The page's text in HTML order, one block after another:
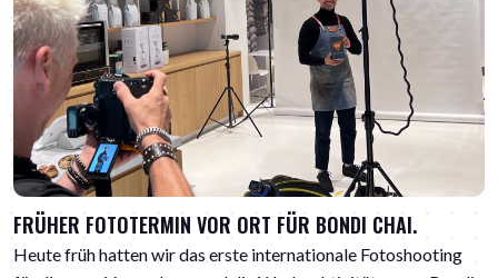
FRÜHER FOTOTERMIN VOR ORT FÜR BONDI CHAI.
Heute früh hatten wir das erste internationale Fotoshooting